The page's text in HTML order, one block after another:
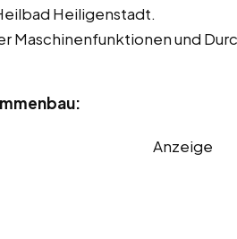
Heiligenstadt.
Maschinenfunktionen und
Anzeige